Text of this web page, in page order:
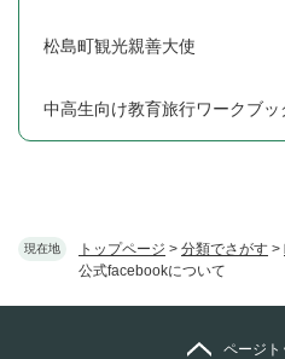
現在地 トップページ > 分類でさがす >
公式facebookについて
松島町観光親善大使
中高生向け教育旅行ワークブッ
ページト